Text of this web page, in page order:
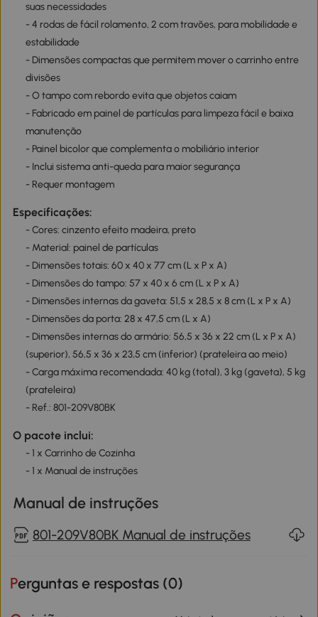
suas necessidades
- 4 rodas de fácil rolamento, 2 com travões, para mobilidade e
estabilidade
- Dimensões compactas que permitem mover o carrinho entre
divisões
- O tampo com rebordo evita que objetos caiam
- Fabricado em painel de partículas para limpeza fácil e baixa
manutenção
- Painel bicolor que complementa o mobiliário interior
- Inclui sistema anti-queda para maior segurança
- Requer montagem
Especificações:
- Cores: cinzento efeito madeira, preto
- Material: painel de partículas
- Dimensões totais: 60 x 40 x 77 cm (L x P x A)
- Dimensões do tampo: 57 x 40 x 6 cm (L x P x A)
- Dimensões internas da gaveta: 51,5 x 28,5 x 8 cm (L x P x A)
- Dimensões da porta: 28 x 47,5 cm (L x A)
- Dimensões internas do armário: 56,5 x 36 x 22 cm (L x P x A)
(superior), 56,5 x 36 x 23,5 cm (inferior) (prateleira ao meio)
- Carga máxima recomendada: 40 kg (total), 3 kg (gaveta), 5 kg
(prateleira)
- Ref.: 801-209V80BK
O pacote inclui:
- 1 x Carrinho de Cozinha
- 1 x Manual de instruções
Manual de instruções
801-209V80BK Manual de instruções
Perguntas e respostas (0)